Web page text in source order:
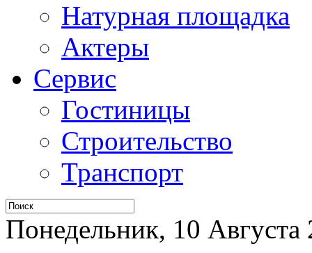
Натурная площадка
Актеры
Сервис
Гостиницы
Строительство
Транспорт
Понедельник, 10 Августа